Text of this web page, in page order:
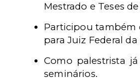
Mestrado e Teses
Participou também
para Juiz Federal da
Como palestrista
seminários.